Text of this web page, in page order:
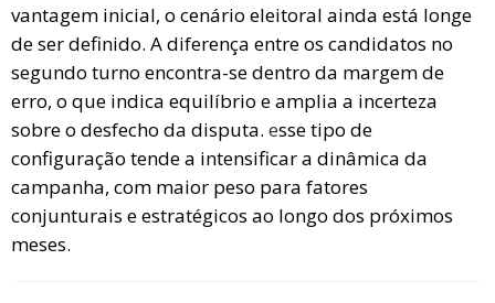
vantagem inicial, o cenário eleitoral ainda está longe
de ser definido. A diferença entre os candidatos no
segundo turno encontra-se dentro da margem de
erro, o que indica equilíbrio e amplia a incerteza
sobre o desfecho da disputa. esse tipo de
configuração tende a intensificar a dinâmica da
campanha, com maior peso para fatores
conjunturais e estratégicos ao longo dos próximos
meses.